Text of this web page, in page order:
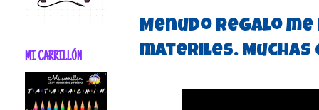
Menudo regalo
materiles. Muchas
MI CARRILLÓN